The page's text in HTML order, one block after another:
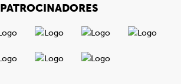
PATROCINADORES